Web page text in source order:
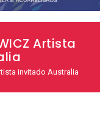
Artista
invitado Australia